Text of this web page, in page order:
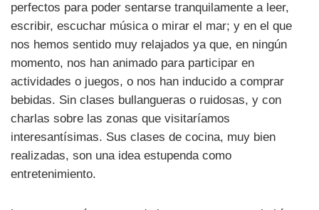
perfectos para poder sentarse tranquilamente a leer,
escribir, escuchar música o mirar el mar; y en el que
nos hemos sentido muy relajados ya que, en ningún
momento, nos han animado para participar en
actividades o juegos, o nos han inducido a comprar
bebidas. Sin clases bullangueras o ruidosas, y con
charlas sobre las zonas que visitaríamos
interesantísimas. Sus clases de cocina, muy bien
realizadas, son una idea estupenda como
entretenimiento.